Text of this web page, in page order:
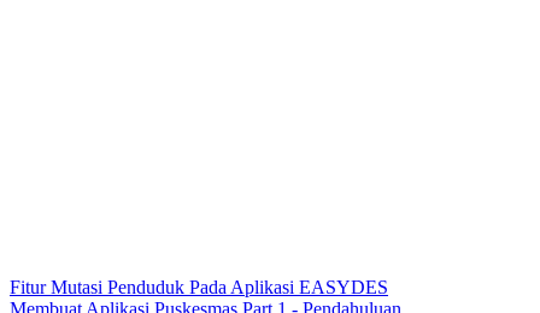
Fitur Mutasi Penduduk Pada Aplikasi EASYDES